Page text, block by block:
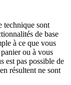
technique sont
de base
à ce que vous
ou à vous
est pas possible de
résultent ne sont